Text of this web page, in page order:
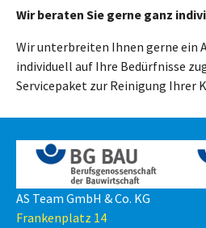
Wir beraten Sie gerne ganz
Wir unterbreiten Ihnen gerne ein
individuell auf Ihre Bedürfnisse
Servicepaket zur Reinigung Ihrer
AS Team GmbH & Co. KG
Frankenplatz 14